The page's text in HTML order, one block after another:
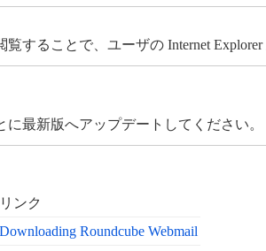
することで、ユーザの Internet
最新版へアップデートしてください。
リンク
Downloading Roundcube Webmail